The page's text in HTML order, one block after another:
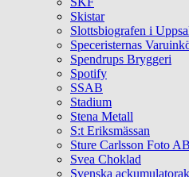
Skistar
Slottsbiografen i
Speceristernas
Spendrups Bryggeri
Spotify
SSAB
Stadium
Stena Metall
S:t Eriksmässan
Sture Carlsson Foto AB
Svea Choklad
Svenska